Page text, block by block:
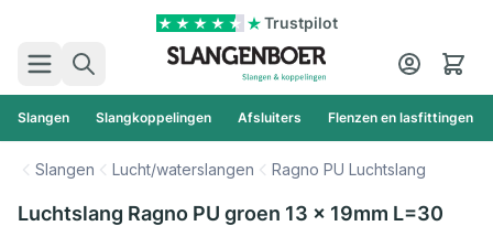
Trustpilot
Zoek
Cart
Slangen Slangkoppelingen Afsluiters Flenzen en lasfittingen
Slangen Lucht/waterslangen Ragno PU Luchtslang
Luchtslang Ragno PU groen 13 x 19mm L=30